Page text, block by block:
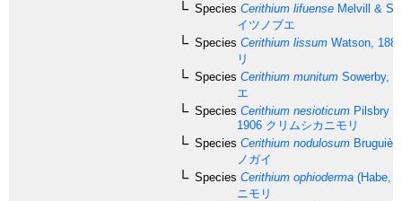
Species Cerithium lifuense Melvill &
イツノブエ
Species Cerithium lissum Watson, 1880
リ
Species Cerithium munitum Sowerby,
エ
Species Cerithium nesioticum Pilsbry
1906 クリムシカニモリ
Species Cerithium nodulosum
ノガイ
Species Cerithium ophioderma (Habe,
ニモリ